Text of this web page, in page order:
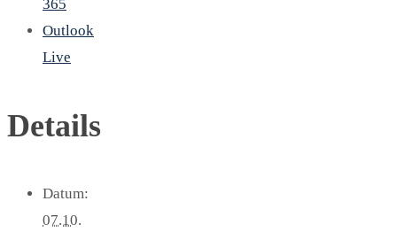
365
Outlook
Live
Details
Datum:
07.10.